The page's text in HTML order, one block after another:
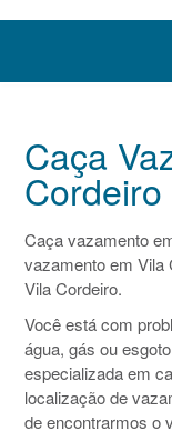
Caça
Cordeiro
Caça vazamento
vazamento em Vila
Vila Cordeiro.
Você está com
água, gás ou
especializada em
localização de
de encontrarmos o